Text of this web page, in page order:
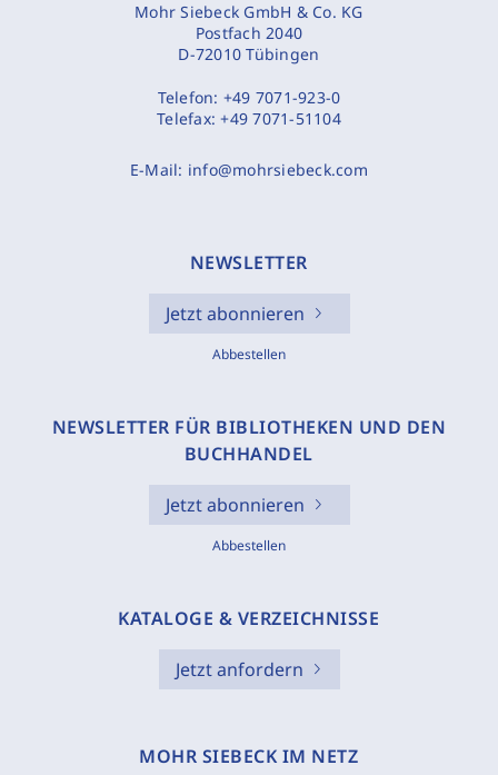
Mohr Siebeck GmbH & Co. KG
Postfach 2040
D-72010 Tübingen
Telefon: +49 7071-923-0
Telefax:+49 7071-51104
E-Mail: info@mohrsiebeck.com
NEWSLETTER
Jetzt abonnieren
Abbestellen
NEWSLETTER FÜR BIBLIOTHEKEN UND DEN
BUCHHANDEL
Jetzt abonnieren
Abbestellen
KATALOGE & VERZEICHNISSE
Jetzt anfordern
MOHR SIEBECK IM NETZ